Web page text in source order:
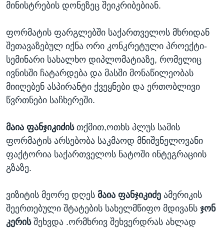
მინისტრების დონეზეც შეიკრიბებიან.
ფორმატის ფარგლებში საქართველოს მხრიდან
შეთავაზებულ იქნა ორი კონკრეტული პროექტი-
სემინარი სახალხო დიპლომატიაზე, რომელიც
ივნისში ჩატარდება და მასში მონაწილეობას
მიიღებენ ასპირანტი ქვეყნები და ერთობლივი
წვრთნები საჩხერეში.
მაია ფანჯიკიძისთქმით,ოთხს პლუს სამის
ფორმატის არსებობა საკმაოდ მნიშვნელოვანი
ფაქტორია საქართველოს ნატოში ინტეგრაციის
გზაზე.
ვიზიტის მეორე დღეს მაია ფანჯიკიძე ამერიკის
შეერთებული შტატების სახელმწიფო მდივანს ჯონ
კერისშეხვდა .ორმხრივ შეხვერდრას ახლად